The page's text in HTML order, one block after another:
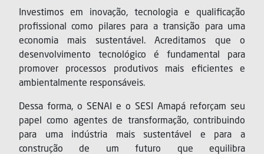
Investimos em inovação, tecnologia e qualificação
profissional como pilares para a transição para uma
economia mais sustentável. Acreditamos que o
desenvolvimento tecnológico é fundamental para
promover processos produtivos mais eficientes e
ambientalmente responsáveis.
Dessa forma, o SENAI e o SESI Amapá reforçam seu
papel como agentes de transformação, contribuindo
para uma indústria mais sustentável e para a
construção de um futuro que equilibra